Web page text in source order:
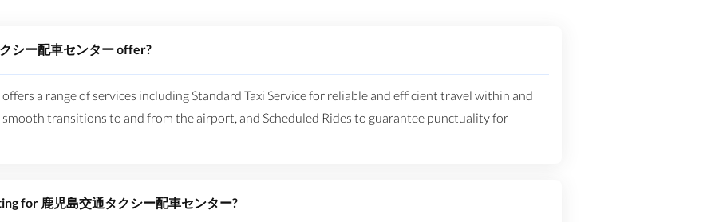
シー配車センター offer?
a range of services including Standard Taxi Service for reliable and efficient travel within and
transitions to and from the airport, and Scheduled Rides to guarantee punctuality for
for 鹿児島交通タクシー配車センター?